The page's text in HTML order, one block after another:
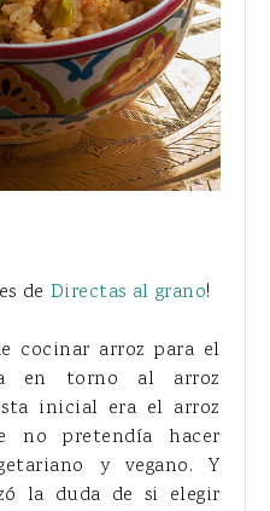
de Directas al grano!
cocinar arroz para el
en torno al arroz
inicial era el arroz
no pretendía hacer
y vegano. Y
la duda de si elegir